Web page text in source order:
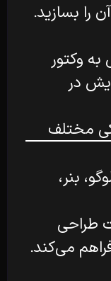
را بسازید.
وکتور
در
مختلف
بنر،
طراحی
می‌کند.